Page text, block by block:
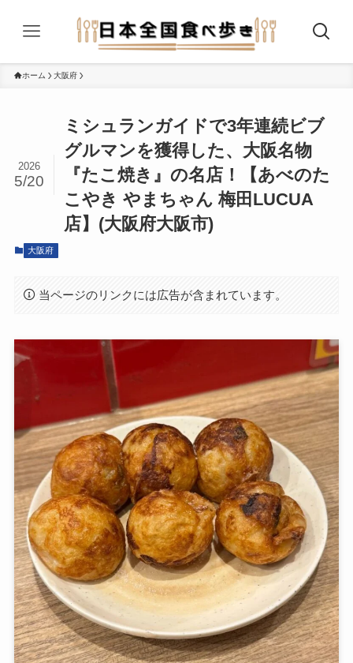
ホーム 大阪府
ミシュランガイドで3年連続ビブ
グルマンを獲得した、大阪名物
『たこ焼き』の名店！【あべのた
こやき やまちゃん 梅田LUCUA
店】(大阪府大阪市)
2026
5/20
大阪府
当ページのリンクには広告が含まれています。